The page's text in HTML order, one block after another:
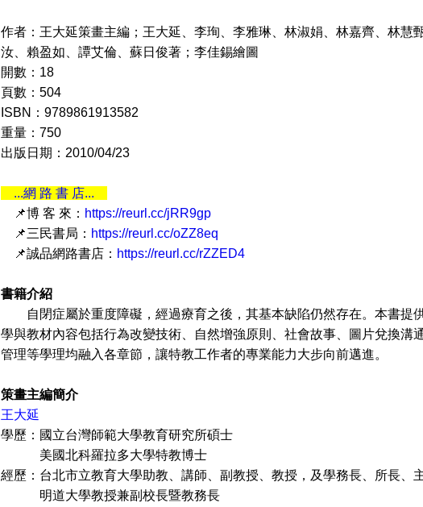
作者：王大延策畫主編；王大延、李珣、李雅琳、林淑娟、林嘉齊、林慧
汝、賴盈如、譚艾倫、蘇日俊著；李佳錫繪圖
開數：18
頁數：504
ISBN：9789861913582
重量：750
出版日期：2010/04/23
...網 路 書 店...
📌博 客 來： https://reurl.cc/jRR9gp
📌三民書局： https://reurl.cc/oZZ8eq
📌誠品網路書店： https://reurl.cc/rZZED4
書籍介紹
自閉症屬於重度障礙，經過療育之後，其基本缺陷仍然存在。本書提
學與教材內容包括行為改變技術、自然增強原則、社會故事、圖片兌換溝
管理等學理均融入各章節，讓特教工作者的專業能力大步向前邁進。
策畫主編簡介
王大延
學歷：國立台灣師範大學教育研究所碩士
美國北科羅拉多大學特教博士
經歷：台北市立教育大學助教、講師、副教授、教授，及學務長、所長、
明道大學教授兼副校長暨教務長